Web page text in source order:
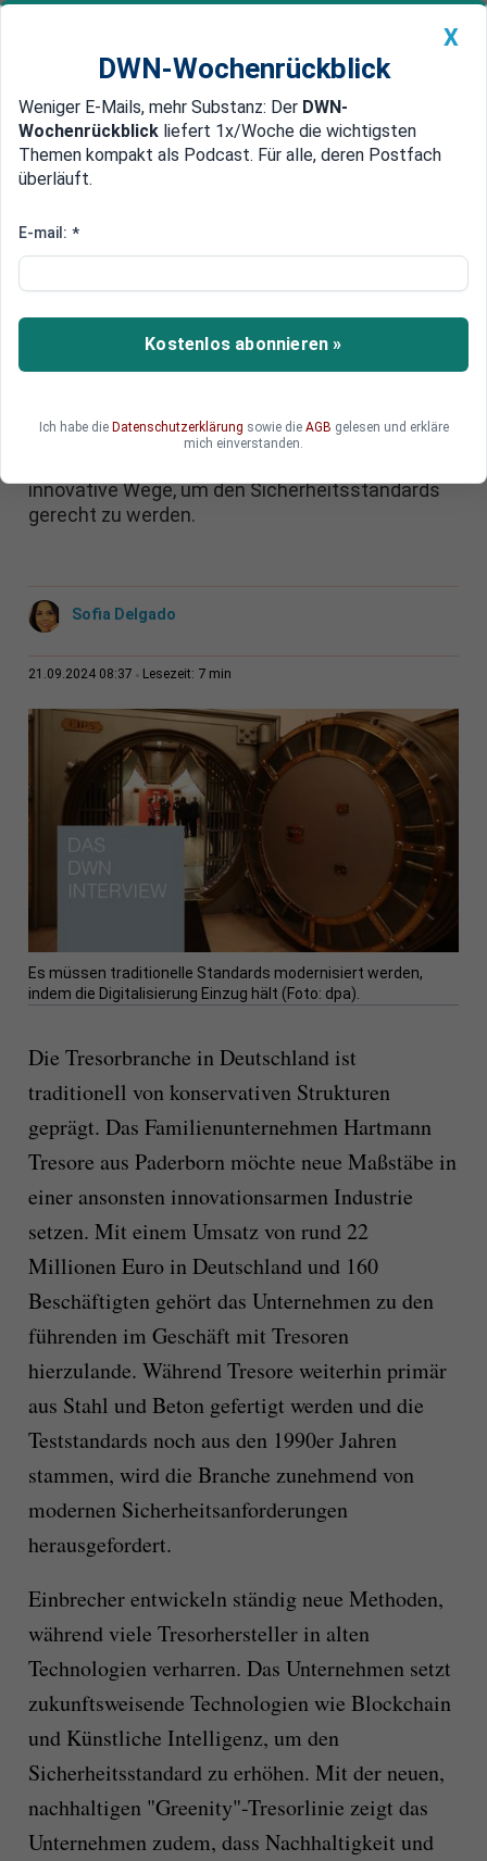
Newsticker MEIN DWN: Geldanlage Premium
Edelmetalle DWN-Magazin China
Innovation in der Tresorbranche:
und Nachhaltigkeit neue
Maßstäbe setzt
zukunftsweisenden Technologien und einer
innovative Wege, um den Sicherheitsstandards
gerecht zu werden.
Sofia Delgado
21.09.2024 08:37 Lesezeit: 7 min
Es müssen traditionelle Standards modernisiert werden,
indem die Digitalisierung Einzug hält (Foto: dpa).
Die Tresorbranche in Deutschland ist
traditionell von konservativen Strukturen
geprägt. Das Familienunternehmen Hartmann
Tresore aus Paderborn möchte neue Maßstäbe in
einer ansonsten innovationsarmen Industrie
setzen. Mit einem Umsatz von rund 22
Millionen Euro in Deutschland und 160
Beschäftigten gehört das Unternehmen zu den
führenden im Geschäft mit Tresoren
hierzulande. Während Tresore weiterhin primär
aus Stahl und Beton gefertigt werden und die
Teststandards noch aus den 1990er Jahren
stammen, wird die Branche zunehmend von
modernen Sicherheitsanforderungen
herausgefordert.
Einbrecher entwickeln ständig neue Methoden,
während viele Tresorhersteller in alten
Technologien verharren. Das Unternehmen setzt
zukunftsweisende Technologien wie Blockchain
und Künstliche Intelligenz, um den
Sicherheitsstandard zu erhöhen. Mit der neuen,
nachhaltigen "Greenity"-Tresorlinie zeigt das
Unternehmen zudem, dass Nachhaltigkeit und
X
DWN-Wochenrückblick
Weniger E-Mails, mehr Substanz: Der DWN-
Wochenrückblick liefert 1x/Woche die wichtigsten
Themen kompakt als Podcast. Für alle, deren Postfach
überläuft.
E-mail: *
Kostenlos abonnieren »
Ich habe die Datenschutzerklärung sowie die AGB gelesen und erkläre
mich einverstanden.